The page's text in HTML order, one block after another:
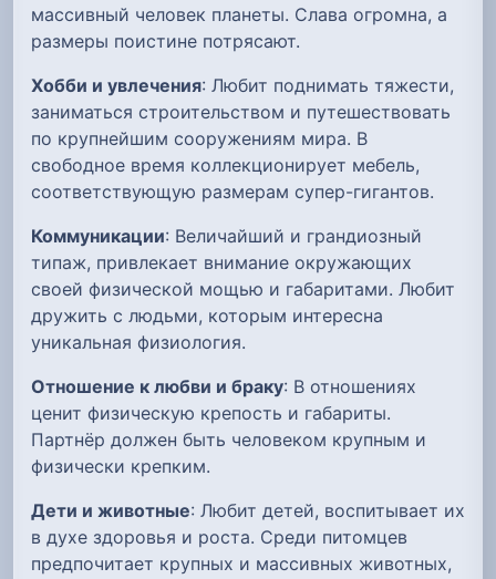
массивный человек планеты. Слава огромна, а
размеры поистине потрясают.
Хобби и увлечения: Любит поднимать тяжести,
заниматься строительством и путешествовать
по крупнейшим сооружениям мира. В
свободное время коллекционирует мебель,
соответствующую размерам супер-гигантов.
Коммуникации: Величайший и грандиозный
типаж, привлекает внимание окружающих
своей физической мощью и габаритами. Любит
дружить с людьми, которым интересна
уникальная физиология.
Отношение к любви и браку: В отношениях
ценит физическую крепость и габариты.
Партнёр должен быть человеком крупным и
физически крепким.
Дети и животные: Любит детей, воспитывает их
в духе здоровья и роста. Среди питомцев
предпочитает крупных и массивных животных,